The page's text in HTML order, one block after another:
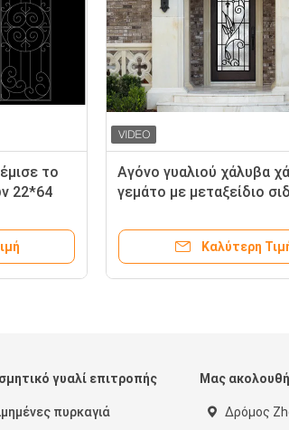
το
22*64
Αγόνο γυαλιού χάλυβα
γεμάτο με μεταξείδιο
Καλύτερη
γυαλί επιτροπής
πυρκαγιά
Μας
Δρόμος